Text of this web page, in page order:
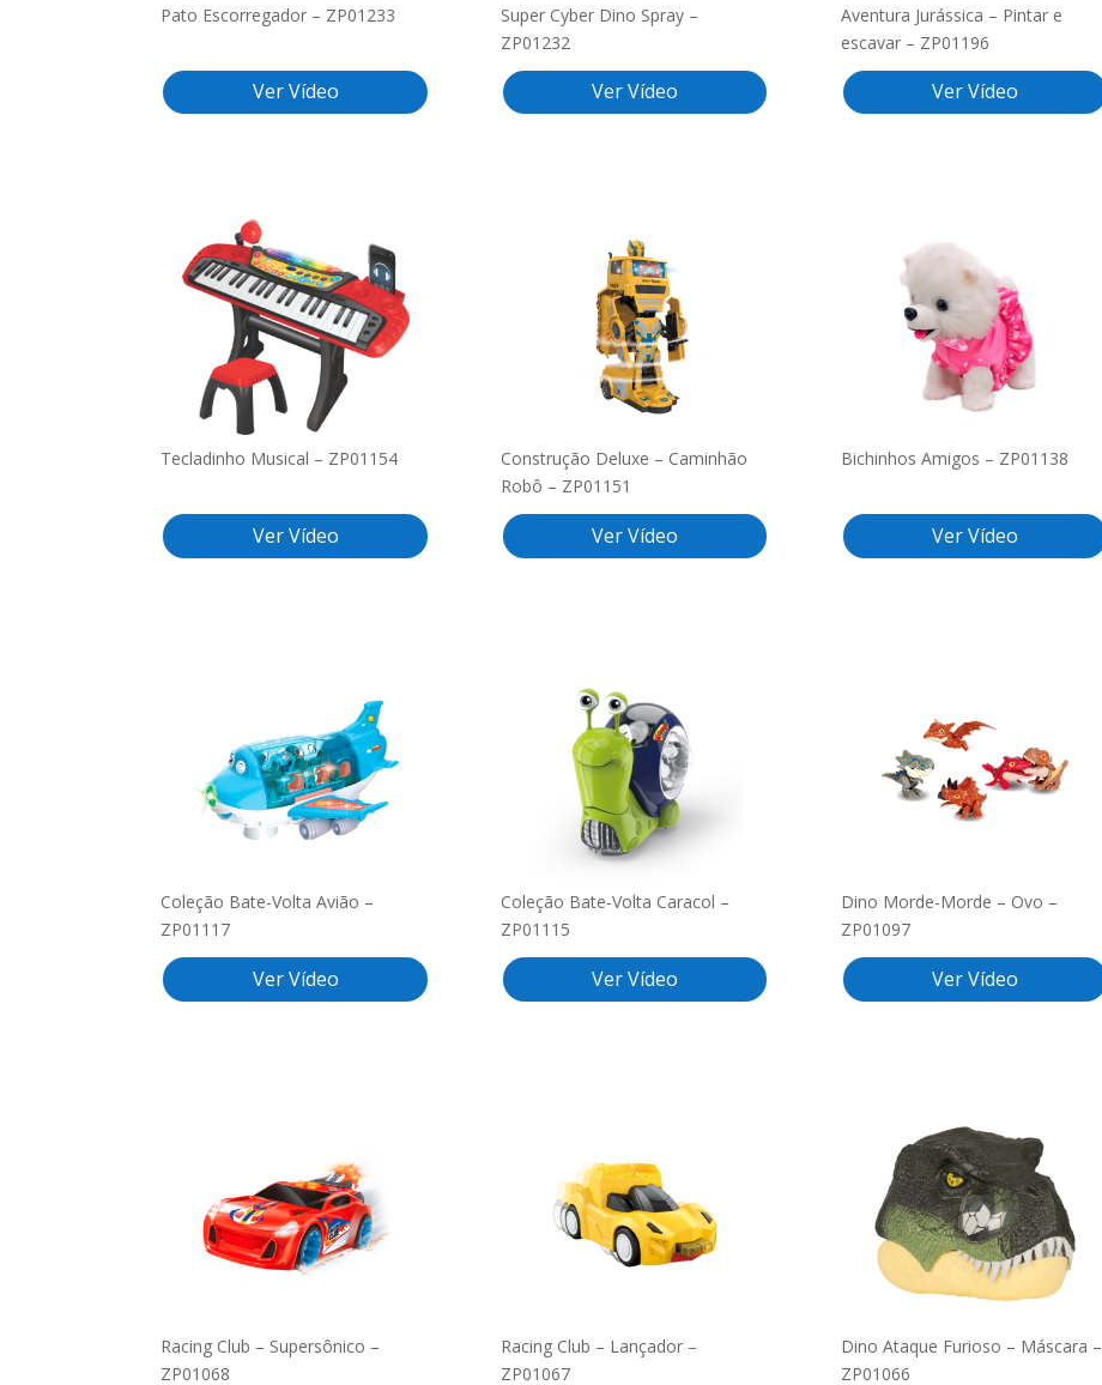
Pato Escorregador – ZP01233
Ver Vídeo
Super Cyber Dino Spray –
ZP01232
Ver Vídeo
Aventura Jurássica – Pintar e
escavar – ZP01196
Ver Vídeo
Tecladinho Musical – ZP01154
Ver Vídeo
Construção Deluxe – Caminhão
Robô – ZP01151
Ver Vídeo
Bichinhos Amigos – ZP01138
Ver Vídeo
Coleção Bate-Volta Avião –
ZP01117
Ver Vídeo
Coleção Bate-Volta Caracol –
ZP01115
Ver Vídeo
Dino Morde-Morde – Ovo –
ZP01097
Ver Vídeo
Racing Club – Supersônico –
ZP01068
Racing Club – Lançador –
ZP01067
Dino Ataque Furioso – Máscara –
ZP01066